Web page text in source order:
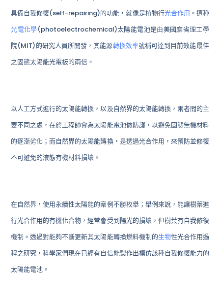
具備自我修復(self-repairing)的功能，就像是植物行光合作用 。這種
光電化學(photoelectrochemical)太陽能電池是由美國麻省理工學
院(MIT)的研究人員所開發，其能源轉換效率號稱可達到目前效能最佳
之固態太陽能光電板的兩倍。
以人工方式進行的太陽能轉換，以及自然界的太陽能轉換，兩者間的主
要不同之處，在於工程師會為太陽能電池做防護，以避免固態無機材料
的逐漸劣化；而自然界的太陽能轉換，是透過光合作用，來預防並修復
不可避免的液態有機材料損壞。
在自然界，使用永續性太陽能的案例不勝枚舉；舉例來說，能讓樹葉進
行光合作用的有機化合物，經常會受到陽光的損壞，但樹葉有自我修復
機制。透過對能夠不斷更新其太陽能轉換燃料機制的生物性光合作用過
程之研究，科學家們現在已經有自信能製作出模仿該種自我修復能力的
太陽能電池。